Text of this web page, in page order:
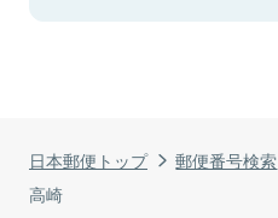
日本郵便トップ 郵便番号検索
高崎